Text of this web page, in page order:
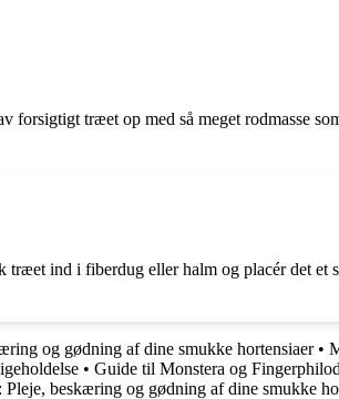
træet op med så meget rodmasse
ind i fiberdug eller halm og placér det
og gødning af dine smukke hortensiaer•
• Guide til Monstera og
Pleje, beskæring og gødning af dine smukke